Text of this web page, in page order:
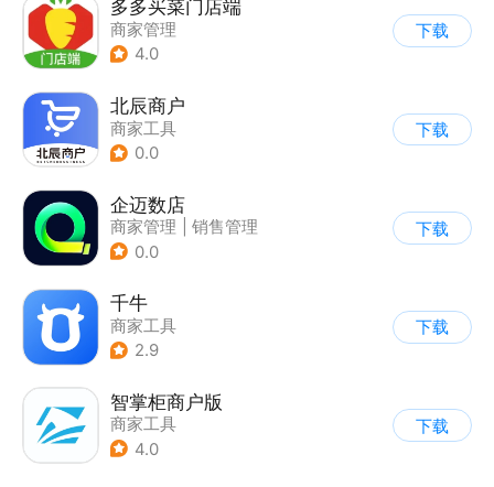
多多买菜门店端
商家管理
4.0
下载
北辰商户
商家工具
0.0
下载
企迈数店
商家管理
销售管理
0.0
下载
千牛
商家工具
2.9
下载
智掌柜商户版
商家工具
4.0
下载